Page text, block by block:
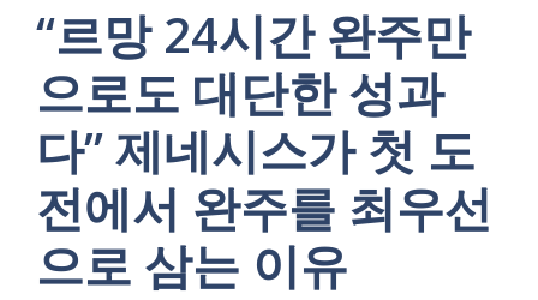
“르망 24시간 완주만
으로도 대단한 성과
다” 제네시스가 첫 도
전에서 완주를 최우선
으로 삼는 이유